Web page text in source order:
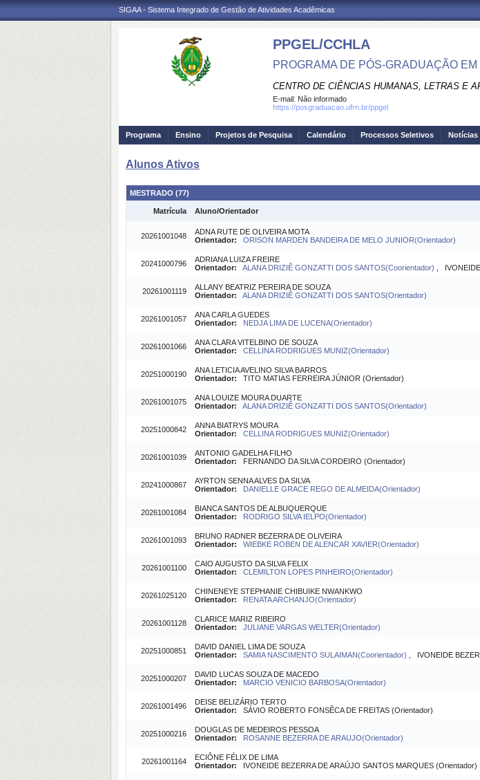
SIGAA - Sistema Integrado de Gestão de Atividades Acadêmicas
PPGEL/CCHLA
PROGRAMA DE PÓS-GRADUAÇÃO
CENTRO DE CIÊNCIAS HUMANAS, LETRAS E
E-mail: Não informado
https://posgraduacao.ufrn.br/ppgel
Programa Ensino Projetos de Pesquisa Calendário Processos Seletivos Notícias
Alunos Ativos
MESTRADO (77)
Matrícula Aluno/Orientador
20261001048
ADNA RUTE DE OLIVEIRA MOTA
Orientador:
ORISON MARDEN BANDEIRA DE MELO JUNIOR(Orientador)
20241000796
ADRIANA LUIZA FREIRE
Orientador:
ALANA DRIZIÊ GONZATTI DOS SANTOS(Coorientador) ,
20261001119
ALLANY BEATRIZ PEREIRA DE SOUZA
Orientador:
ALANA DRIZIÊ GONZATTI DOS SANTOS(Orientador)
20261001057
ANA CARLA GUEDES
Orientador:
NEDJA LIMA DE LUCENA(Orientador)
20261001066
ANA CLARA VITELBINO DE SOUZA
Orientador:
CELLINA RODRIGUES MUNIZ(Orientador)
20251000190
ANA LETICIA AVELINO SILVA BARROS
Orientador: TITO MATIAS FERREIRA JÚNIOR (Orientador)
20261001075
ANA LOUIZE MOURA DUARTE
Orientador:
ALANA DRIZIÊ GONZATTI DOS SANTOS(Orientador)
20251000842
ANNA BIATRYS MOURA
Orientador:
CELLINA RODRIGUES MUNIZ(Orientador)
20261001039
ANTONIO GADELHA FILHO
Orientador: FERNANDO DA SILVA CORDEIRO (Orientador)
20241000867
AYRTON SENNA ALVES DA SILVA
Orientador:
DANIELLE GRACE REGO DE ALMEIDA(Orientador)
20261001084
BIANCA SANTOS DE ALBUQUERQUE
Orientador:
RODRIGO SILVA IELPO(Orientador)
20261001093
BRUNO RADNER BEZERRA DE OLIVEIRA
Orientador:
WIEBKE ROBEN DE ALENCAR XAVIER(Orientador)
20261001100
CAIO AUGUSTO DA SILVA FELIX
Orientador:
CLEMILTON LOPES PINHEIRO(Orientador)
20261025120
CHINENEYE STEPHANIE CHIBUIKE NWANKWO
Orientador:
RENATA ARCHANJO(Orientador)
20261001128
CLARICE MARIZ RIBEIRO
Orientador:
JULIANE VARGAS WELTER(Orientador)
20251000851
DAVID DANIEL LIMA DE SOUZA
Orientador:
SAMIA NASCIMENTO SULAIMAN(Coorientador) , IVONEIDE
20251000207
DAVID LUCAS SOUZA DE MACEDO
Orientador:
MARCIO VENICIO BARBOSA(Orientador)
20261001496
DEISE BELIZÁRIO TERTO
Orientador: SÁVIO ROBERTO FONSÊCA DE FREITAS (Orientador)
20251000216
DOUGLAS DE MEDEIROS PESSOA
Orientador:
ROSANNE BEZERRA DE ARAUJO(Orientador)
20261001164
ECIÔNE FÉLIX DE LIMA
Orientador: IVONEIDE BEZERRA DE ARAÚJO SANTOS MARQUES (Orientador)